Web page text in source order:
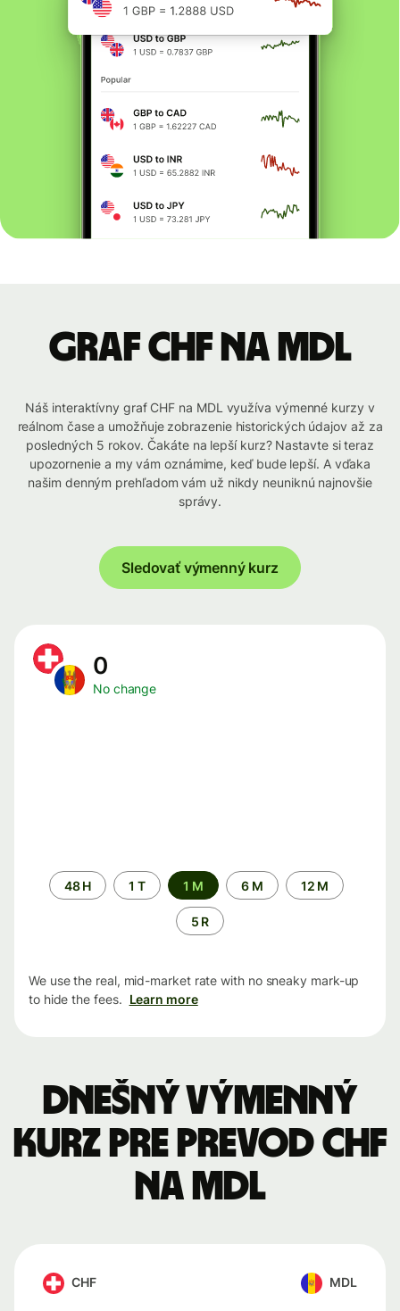
graf CHF na MDL
Náš interaktívny graf CHF na MDL využíva výmenné kurzy v
reálnom čase a umožňuje zobrazenie historických údajov až za
posledných 5 rokov. Čakáte na lepší kurz? Nastavte si teraz
upozornenie a my vám oznámime, keď bude lepší. A vďaka
našim denným prehľadom vám už nikdy neuniknú najnovšie
správy.
Sledovať výmenný kurz
0
No change
Time
period
48 H 1 T 1 M 6 M 12 M
5 R
We use the real, mid-market rate with no sneaky mark-up
to hide the fees. Learn more
Dnešný výmenný
kurz pre prevod CHF
na MDL
CHF MDL